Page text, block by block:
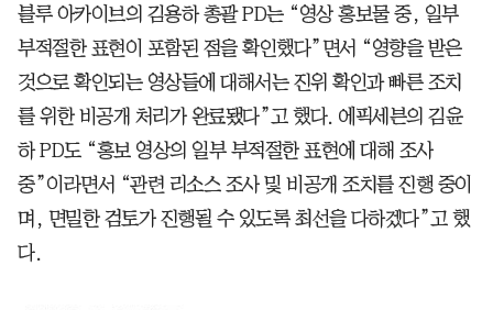
블루 아카이브의 김용하 총괄 PD는 “영상 홍보물 중, 일부
부적절한 표현이 포함된 점을 확인했다”면서 “영향을 받은
것으로 확인되는 영상들에 대해서는 진위 확인과 빠른 조치
를 위한 비공개 처리가 완료됐다”고 했다. 에픽세븐의 김윤
하 PD도 “홍보 영상의 일부 부적절한 표현에 대해 조사
중”이라면서 “관련 리소스 조사 및 비공개 조치를 진행 중이
며, 면밀한 검토가 진행될 수 있도록 최선을 다하겠다”고 했
다.